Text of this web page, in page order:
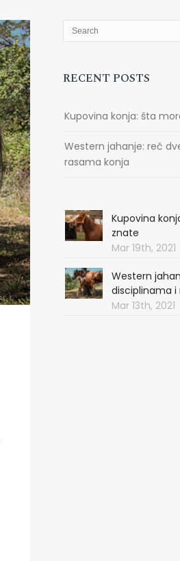
RECENT POSTS
Kupovina konja: šta
Western jahanje: reč
rasama konja
Kupovina
znate
Mar 19th, 2021
Western
disciplinama i
Mar 13th, 2021